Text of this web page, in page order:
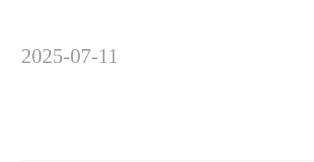
2025-07-11